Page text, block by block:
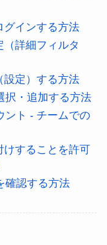
グインする方法
詳細フィルタ
設定）する方法
択・追加する方法
ント - チームでの
けすることを許可
確認する方法